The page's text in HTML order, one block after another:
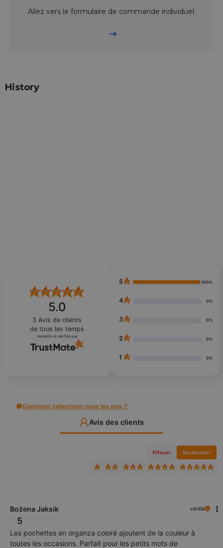
Allez vers le formulaire de commande individuel.
History
5.0
3 Avis de clients
de tous les temps
recueillis et vérifiés par
5 100%
4 0%
3 0%
2 0%
1 0%
Comment collectons-nous les avis ?
Avis des clients
Effacer Rechercher
Bożena Jaksik vérifié
5
Les pochettes en organza coloré ajoutent de la couleur à
toutes les occasions. Parfait pour les petits mots de